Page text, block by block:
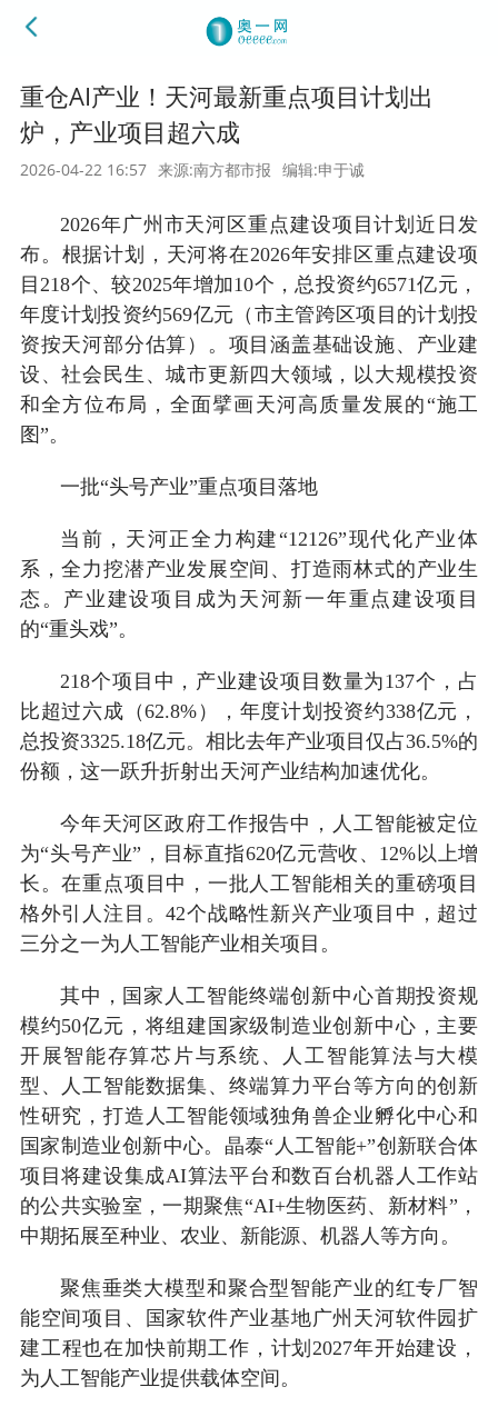
重仓AI产业！天河最新重点项目计划出
炉，产业项目超六成
2026-04-22 16:57 来源:南方都市报 编辑:申于诚
2026年广州市天河区重点建设项目计划近日发
布。根据计划，天河将在2026年安排区重点建设项
目218个、较2025年增加10个，总投资约6571亿元，
年度计划投资约569亿元（市主管跨区项目的计划投
资按天河部分估算）。项目涵盖基础设施、产业建
设、社会民生、城市更新四大领域，以大规模投资
和全方位布局，全面擘画天河高质量发展的“施工
图”。
一批“头号产业”重点项目落地
当前，天河正全力构建“12126”现代化产业体
系，全力挖潜产业发展空间、打造雨林式的产业生
态。产业建设项目成为天河新一年重点建设项目
的“重头戏”。
218个项目中，产业建设项目数量为137个，占
比超过六成（62.8%），年度计划投资约338亿元，
总投资3325.18亿元。相比去年产业项目仅占36.5%的
份额，这一跃升折射出天河产业结构加速优化。
今年天河区政府工作报告中，人工智能被定位
为“头号产业”，目标直指620亿元营收、12%以上增
长。在重点项目中，一批人工智能相关的重磅项目
格外引人注目。42个战略性新兴产业项目中，超过
三分之一为人工智能产业相关项目。
其中，国家人工智能终端创新中心首期投资规
模约50亿元，将组建国家级制造业创新中心，主要
开展智能存算芯片与系统、人工智能算法与大模
型、人工智能数据集、终端算力平台等方向的创新
性研究，打造人工智能领域独角兽企业孵化中心和
国家制造业创新中心。晶泰“人工智能+”创新联合体
项目将建设集成AI算法平台和数百台机器人工作站
的公共实验室，一期聚焦“AI+生物医药、新材料”，
中期拓展至种业、农业、新能源、机器人等方向。
聚焦垂类大模型和聚合型智能产业的红专厂智
能空间项目、国家软件产业基地广州天河软件园扩
建工程也在加快前期工作，计划2027年开始建设，
为人工智能产业提供载体空间。